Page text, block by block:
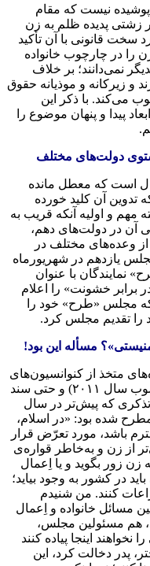
پوشیده نیست که مقام
زشتی پدیده ظلم به زن
سخت قانونی با آن تأکید
را در چارچوب خانواده
نمی‌دانند؛ بر خلاف
و زیرکانه و موذیانه حقوق
می‌کند. با ذکر این
پیدا و پنهان موضوع را
دولت‌های مختلف
است که این لایحه حدود ۱۴ سال است که معطل مانده
یعنی از حدود سال ۱۳۹۰-۱۳۸۹ که تدوین آن کلید خورده
مهم و اولیه آنکه قریب به
آن در دولت‌های دهم،
از وعده‌های مختلف در
یازدهم در شهریورماه
نمایندگان با عنوان
برابر خشونت» را اعلام
ماه پس از اینکه مجلس «طرح» خود را
را تقدیم مجلس کرد.
مسأله این بود!
متخذ از کنوانسیون‌های
غربی از جمله کنوانسیون استانبول (مصوب سال ۲۰۱۱) و حتی سند
تذکری که پیش‌تر در سال
مطرح شده بود: «در اسلام،
باشد، مورد تعرّض قرار
از زن و به‌خاطر قواره‌ی
زور بگوید و یا اِعمال
در کشور به وجود بیاید؛
کنند. من شنیدم
مسائل خانواده و اِعمال
هم مسئولین مجلس،
اینجا پیاده کنند
پدر دخالت کرد، این